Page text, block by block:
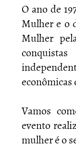
O ano de
Mulher e o
Mulher
Vamos
evento
mulher é o